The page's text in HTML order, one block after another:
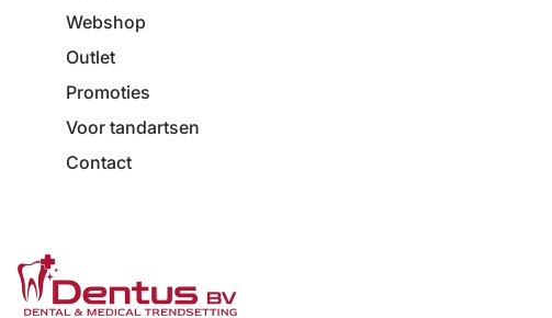
Webshop
Outlet
Promoties
Voor tandartsen
Contact